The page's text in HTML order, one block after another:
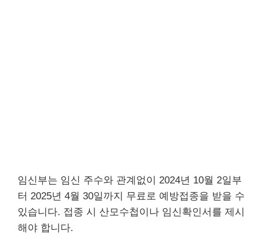
임신부는 임신 주수와 관계없이 2024년 10월 2일부
터 2025년 4월 30일까지 무료로 예방접종을 받을 수
있습니다. 접종 시 산모수첩이나 임신확인서를 제시
해야 합니다.